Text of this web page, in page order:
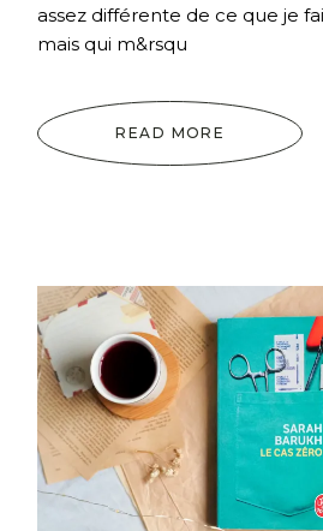
assez différente de ce que je
mais qui m&rsqu
READ MORE